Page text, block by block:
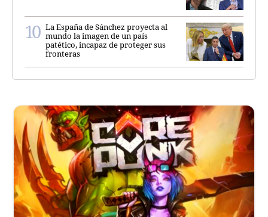
La España de Sánchez proyecta al
mundo la imagen de un país
patético, incapaz de proteger sus
fronteras